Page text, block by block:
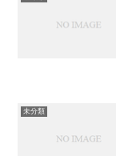
未分類